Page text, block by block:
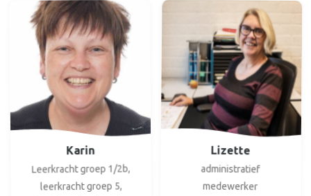
Karin
Leerkracht groep 1/2b,
leerkracht groep 5,
Lizette
administratief
medewerker